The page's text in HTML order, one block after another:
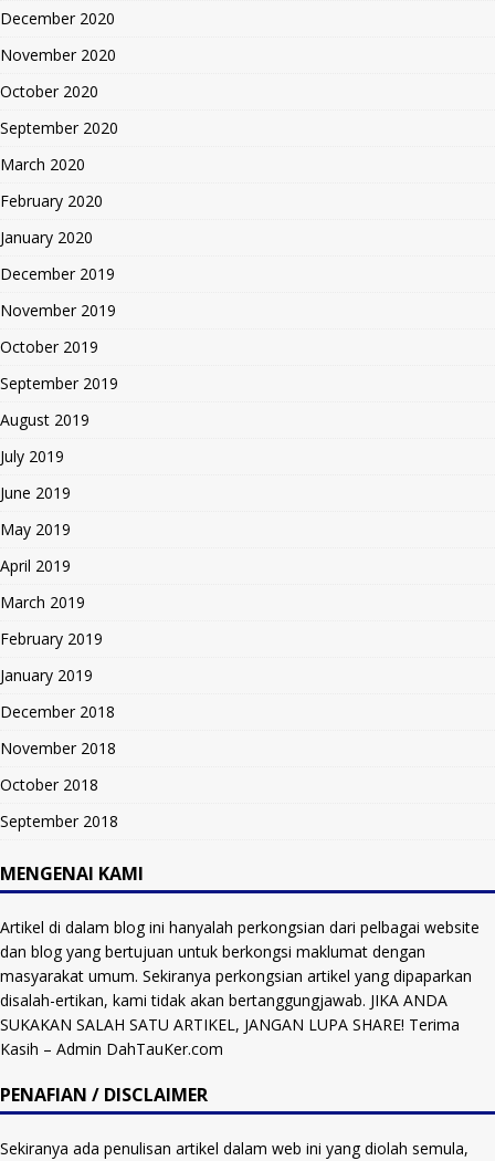
December 2020
November 2020
October 2020
September 2020
March 2020
February 2020
January 2020
December 2019
November 2019
October 2019
September 2019
August 2019
July 2019
June 2019
May 2019
April 2019
March 2019
February 2019
January 2019
December 2018
November 2018
October 2018
September 2018
MENGENAI KAMI
Artikel di dalam blog ini hanyalah perkongsian dari pelbagai website
dan blog yang bertujuan untuk berkongsi maklumat dengan
masyarakat umum. Sekiranya perkongsian artikel yang dipaparkan
disalah-ertikan, kami tidak akan bertanggungjawab. JIKA ANDA
SUKAKAN SALAH SATU ARTIKEL, JANGAN LUPA SHARE! Terima
Kasih – Admin DahTauKer.com
PENAFIAN / DISCLAIMER
Sekiranya ada penulisan artikel dalam web ini yang diolah semula,